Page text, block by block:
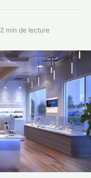
2 min de lecture